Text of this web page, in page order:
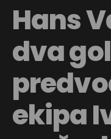
Hans
dva
ekipa